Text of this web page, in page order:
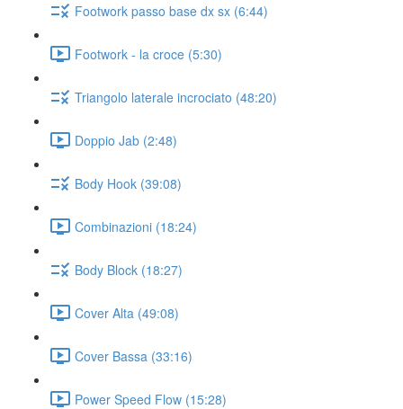
Footwork passo base dx sx (6:44)
Footwork - la croce (5:30)
Triangolo laterale incrociato (48:20)
Doppio Jab (2:48)
Body Hook (39:08)
Combinazioni (18:24)
Body Block (18:27)
Cover Alta (49:08)
Cover Bassa (33:16)
Power Speed Flow (15:28)